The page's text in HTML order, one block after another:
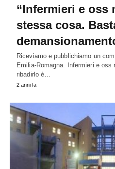
“Infermieri e oss
stessa cosa.
Riceviamo e pubblichiamo un
Emilia-Romagna. Infermieri e
ribadirlo è…
2 anni fa